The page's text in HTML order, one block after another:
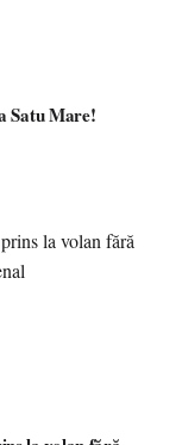
Satu Mare!